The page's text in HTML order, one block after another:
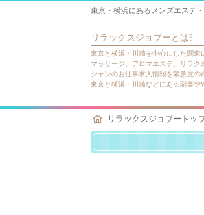
東京・横浜にあるメンズエステ
リラックスジョブー とは?
東京と横浜・川崎を中心にした関東
マッサージ、アロマエステ、リラク
シャンのお仕事求人情報を緊急度の
東京と横浜・川崎などにある副業や
リラックスジョブートッ